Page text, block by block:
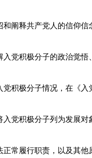
和阐释共产党人的信仰
入党积极分子的政治觉
党积极分子情况，在《
入党积极分子列为发展对
常履行职责，以及其